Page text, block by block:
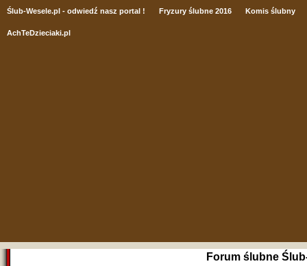
Ślub-Wesele.pl - odwiedź nasz portal ! Fryzury ślubne 2016 Komis ślubny
AchTeDzieciaki.pl
Forum ślubne